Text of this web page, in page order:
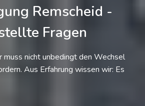
Remscheid -
Fragen
muss nicht unbedingt den Wechsel
Aus Erfahrung wissen wir: Es